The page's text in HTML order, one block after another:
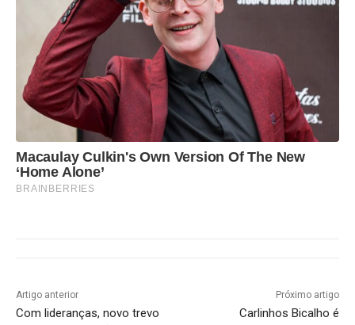
Macaulay Culkin's Own Version Of The New
‘Home Alone’
BRAINBERRIES
Artigo anterior
Com lideranças, novo trevo
Próximo artigo
Carlinhos Bicalho é